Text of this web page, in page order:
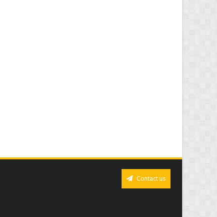
Contact us